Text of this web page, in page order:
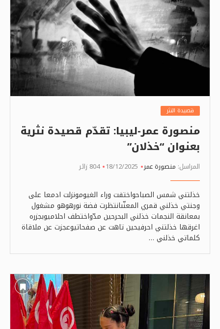
قصيدة النثر
منصورة عمر-ليبيا: تقدّم قصيدة نثرية
بعنوان “خذلان”
المراسل: منصورة عمر 18/12/2025 804 زائر
خذلتني شمس الصباحواختفت وراء الغيومونزلت ادمعا على
وجنتي خذلني قمري المعنّىانتظرت فضة نورهوهو مشغول
بمعانقة النجمات خذلني البحرحين مدّواختطف احلاميوبجزره
اغرقها خذلتني احرفيحين تاهت عن صفحاتيوعجزت عن ملاقاة
كلماتي خذلني …